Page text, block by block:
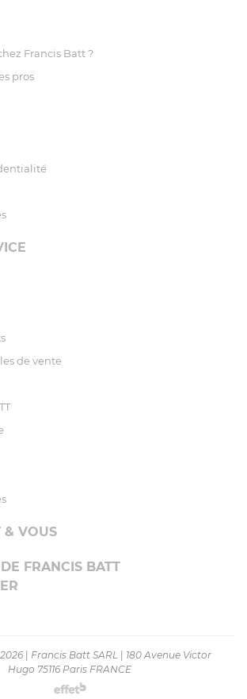
Francis Batt ?
pros
de vente
& VOUS
FRANCIS BATT
Francis Batt SARL
180 Avenue Victor
Hugo 75116 Paris FRANCE